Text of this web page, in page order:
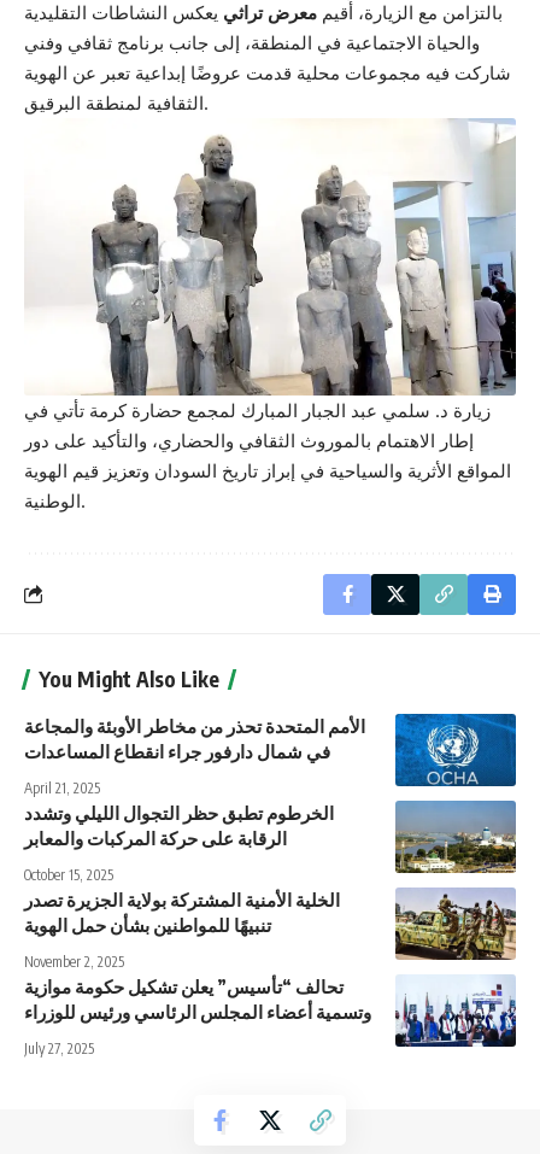
بالتزامن مع الزيارة، أُقيم معرض تراثي يعكس النشاطات التقليدية
والحياة الاجتماعية في المنطقة، إلى جانب برنامج ثقافي وفني
شاركت فيه مجموعات محلية قدمت عروضًا إبداعية تعبر عن الهوية
الثقافية لمنطقة البرقيق.
زيارة د. سلمي عبد الجبار المبارك لمجمع حضارة كرمة تأتي في
إطار الاهتمام بالموروث الثقافي والحضاري، والتأكيد على دور
المواقع الأثرية والسياحية في إبراز تاريخ السودان وتعزيز قيم الهوية
الوطنية.
You Might Also Like
الأمم المتحدة تحذر من مخاطر الأوبئة والمجاعة
في شمال دارفور جراء انقطاع المساعدات
April 21, 2025
الخرطوم تطبق حظر التجوال الليلي وتشدد
الرقابة على حركة المركبات والمعابر
October 15, 2025
الخلية الأمنية المشتركة بولاية الجزيرة تصدر
تنبيهًا للمواطنين بشأن حمل الهوية
November 2, 2025
تحالف “تأسيس” يعلن تشكيل حكومة موازية
وتسمية أعضاء المجلس الرئاسي ورئيس للوزراء
July 27, 2025